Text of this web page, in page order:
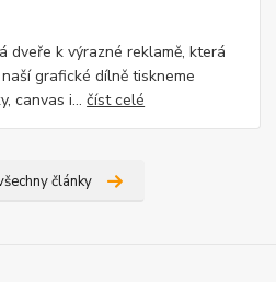
dveře k výrazné reklamě, která
grafické dílně tiskneme
canvas i...číst celé
články